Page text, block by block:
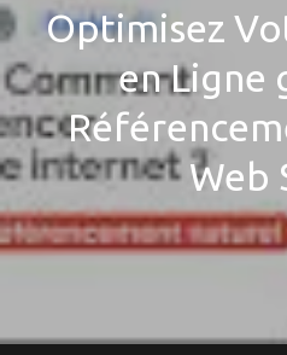
Optimisez
en Ligne
Web